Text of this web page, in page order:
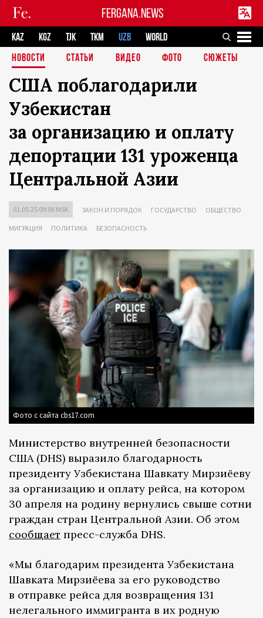
FERGANA.NEWS
KAZ KGZ TJK TKM UZB
WORLD
НОВОСТИ
СТАТЬИ ВИДЕО ФОТО СЮЖЕТЫ
США поблагодарили
Узбекистан
за организацию и оплату
депортации 131 уроженца
Центральной Азии
01.05.25 09:06 MSK ЗАКОН И ПОРЯДОК ГОСУДАРСТВО ОБЩЕСТВО
МИГРАЦИЯ ПОЛИТИКА БЕЗОПАСНОСТЬ
Фото с сайта cbs17.com
Министерство внутренней безопасности
США (DHS) выразило благодарность
президенту Узбекистана Шавкату Мирзиёеву
за организацию и оплату рейса, на котором
30 апреля на родину вернулись свыше сотни
граждан стран Центральной Азии. Об этом
сообщает пресс-служба DHS.
«Мы благодарим президента Узбекистана
Шавката Мирзиёева за его руководство
в отправке рейса для возвращения 131
нелегального иммигранта в их родную